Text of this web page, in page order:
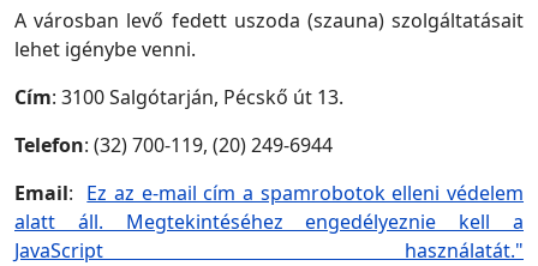
A városban levő fedett uszoda (szauna) szolgáltatásait
lehet igénybe venni.
Cím: 3100 Salgótarján, Pécskő út 13.
Telefon: (32) 700-119, (20) 249-6944
Email: Ez az e-mail cím a spamrobotok elleni védelem
alatt áll. Megtekintéséhez engedélyeznie kell a
JavaScript használatát."